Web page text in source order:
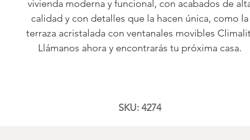
vivienda moderna y funcional, con acabados de
calidad y con detalles que la hacen única, como la
terraza acristalada con ventanales movibles
Llámanos ahora y encontrarás tu próxima casa.
SKU: 4274